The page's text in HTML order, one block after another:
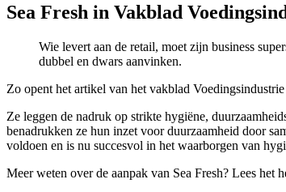
Sea Fresh in Vakblad
Wie levert aan de retail, moet zijn business
dubbel en dwars aanvinken.
Zo opent het artikel van het vakblad
Ze leggen de nadruk op strikte hygiëne,
benadrukken ze hun inzet voor duurzaamheid door
voldoen en is nu succesvol in het waarborgen van
Meer weten over de aanpak van Sea Fresh? Lees het